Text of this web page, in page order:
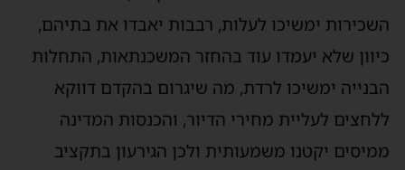
השכירות ימשיכו לעלות, רבבות יאבדו את בתיהם,
כיוון שלא יעמדו עוד בהחזר המשכנתאות, התחלות
הבנייה ימשיכו לרדת, מה שיגרום בהקדם דווקא
ללחצים לעליית מחירי הדיור, והכנסות המדינה
ממיסים יקטנו משמעותית ולכן הגירעון בתקציב